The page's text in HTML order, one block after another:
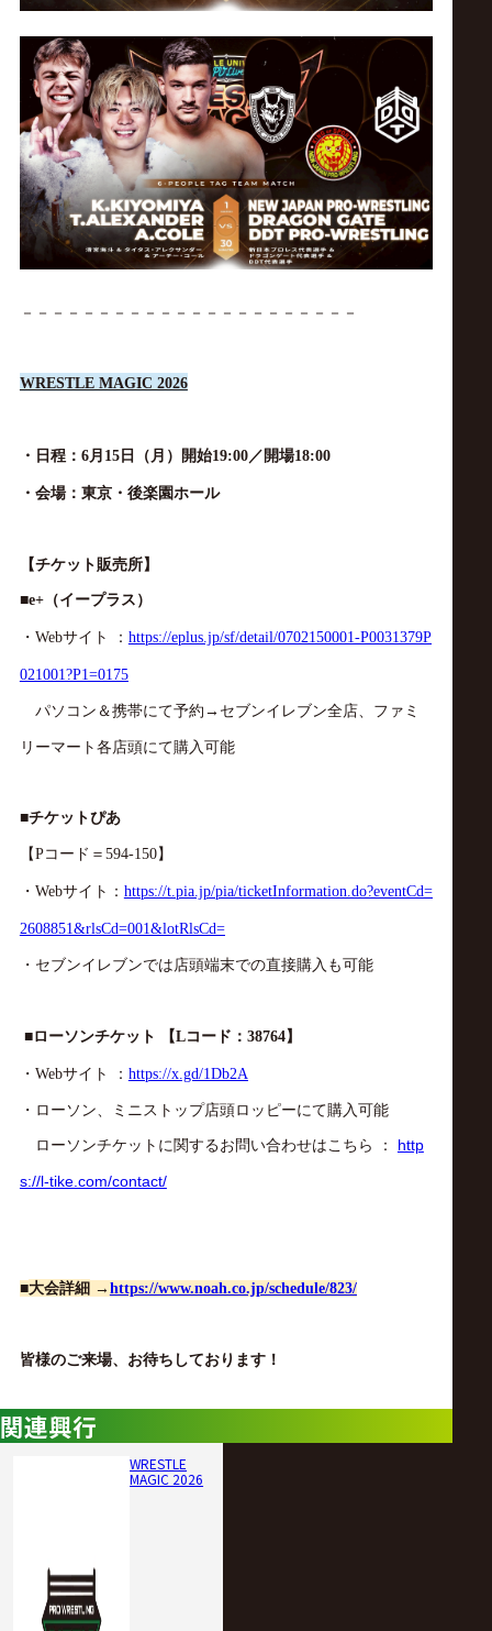
－－－－－－－－－－－－－－－－－－－－－－
WRESTLE MAGIC 2026
・日程： 6月15日（月） 開始19:00／ 開場18:00
・会場： 東京・後楽園ホール
【チケット販売所】
■e+（イープラス）
・ Webサイト ： https://eplus.jp/sf/detail/0702150001-P0031379P
021001?P1=0175
パソコン＆携帯にて予約 → セブンイレブン全店、ファミ
リーマート各店頭にて購入可能
■チケットぴあ
【Pコード＝ 594-150】
・ Webサイト： https://t.pia.jp/pia/ticketInformation.do?eventCd=
2608851&rlsCd=001&lotRlsCd=
・セブンイレブンでは店頭端末での直接購入も可能
■ローソンチケット 【Lコード： 38764】
・ Webサイト ： https://x.gd/1Db2A
・ローソン、ミニストップ店頭ロッピーにて購入可能
ローソンチケットに関するお問い合わせはこちら
： http
s://l-tike.com/contact/
■大会詳細 → https://www.noah.co.jp/schedule/823/
皆様のご来場、お待ちしております！
関連興行
WRESTLE
MAGIC 2026